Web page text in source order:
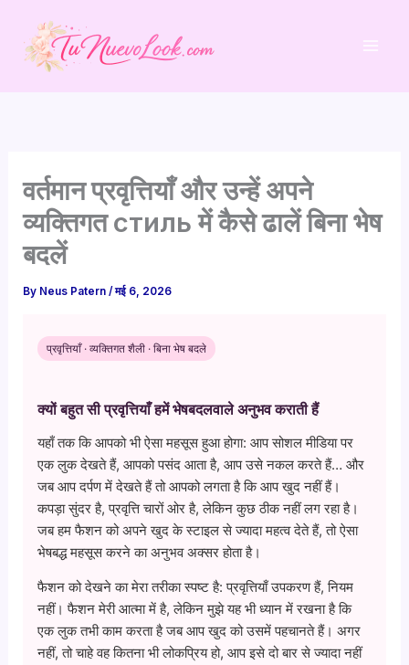
content
वर्तमान प्रवृत्तियाँ और उन्हें अपने
व्यक्तिगत стиль में कैसे ढालें बिना भेष
बदलें
By Neus Patern/मई 6, 2026
प्रवृत्तियाँ · व्यक्तिगत शैली · बिना भेष बदले
क्यों बहुत सी प्रवृत्तियाँ हमें भेषबदलवाले अनुभव कराती हैं
यहाँ तक कि आपको भी ऐसा महसूस हुआ होगा: आप सोशल मीडिया पर
एक लुक देखते हैं, आपको पसंद आता है, आप उसे नकल करते हैं… और
जब आप दर्पण में देखते हैं तो आपको लगता है कि आप खुद नहीं हैं।
कपड़ा सुंदर है, प्रवृत्ति चारों ओर है, लेकिन कुछ ठीक नहीं लग रहा है।
जब हम फैशन को अपने खुद के स्टाइल से ज्यादा महत्व देते हैं, तो ऐसा
भेषबद्ध महसूस करने का अनुभव अक्सर होता है।
फैशन को देखने का मेरा तरीका स्पष्ट है: प्रवृत्तियाँ उपकरण हैं, नियम
नहीं। फैशन मेरी आत्मा में है, लेकिन मुझे यह भी ध्यान में रखना है कि
एक लुक तभी काम करता है जब आप खुद को उसमें पहचानते हैं। अगर
नहीं, तो चाहे वह कितना भी लोकप्रिय हो, आप इसे दो बार से ज्यादा नहीं